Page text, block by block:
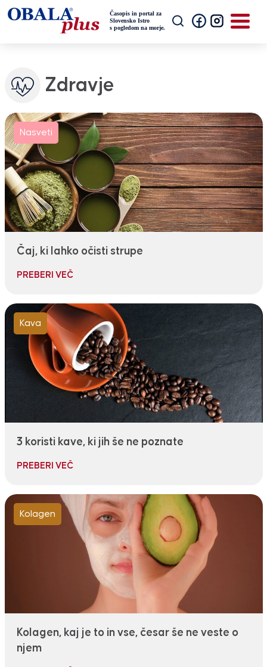
Zdravje
Nasveti
Čaj, ki lahko očisti strupe
PREBERI VEČ
Kava
3 koristi kave, ki jih še ne poznate
PREBERI VEČ
Kolagen
Kolagen, kaj je to in vse, česar še ne veste o
njem